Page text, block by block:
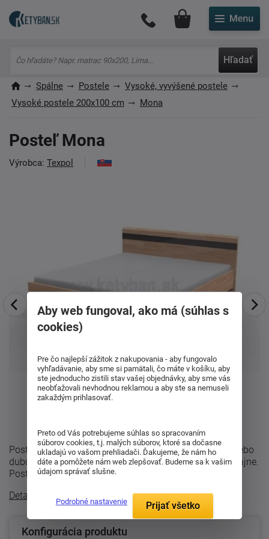
Hľadať
Môj účet
Spálne Postele
Vysoké, vyvýšené postele
Vysoké postele 200x100 cm
Mona
Posteľ Mona
Výrobca: Texpol
Posteľ Mona s plným čelom . Vyrába sa z buku-cink alebo
dubu so štruktúrou dreva v modernom parketovom dizajne.
Posteľ sa vyrába z bukového ...
Detailný popis
Konfigurácia produktu
Aby web fungoval, ako má (súhlas s
cookies)
Pre čo najlepší zážitok z nakupovania - aby fungovalo
vyhľadávanie, aby sme si pamätali, čo máte v košíku, aby
ste jednoducho zistili stav vašej objednávky, aby sme vás
neobťažovali nevhodnou reklamou a aby ste sa nemuseli
zakaždým prihlasovať.
Preto od Vás potrebujeme súhlas so spracovaním
súborov cookies, t.j. malých súborov, ktoré sa dočasne
ukladajú vo vašom prehliadači. Ďakujeme, že nám ho
dáte a pomôžete nám web zlepšovať. Budeme sa k vašim
údajom správať slušne.
Podrobné nastavenie Prijať všetko